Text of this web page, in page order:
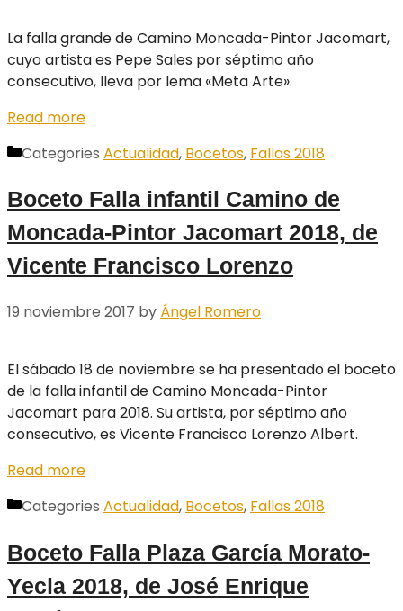
La falla grande de Camino Moncada-Pintor Jacomart,
cuyo artista es Pepe Sales por séptimo año
consecutivo, lleva por lema «Meta Arte».
Read more
Categories Actualidad, Bocetos, Fallas 2018
Boceto Falla infantil Camino de
Moncada-Pintor Jacomart 2018, de
Vicente Francisco Lorenzo
19 noviembre 2017 by Ángel Romero
El sábado 18 de noviembre se ha presentado el boceto
de la falla infantil de Camino Moncada-Pintor
Jacomart para 2018. Su artista, por séptimo año
consecutivo, es Vicente Francisco Lorenzo Albert.
Read more
Categories Actualidad, Bocetos, Fallas 2018
Boceto Falla Plaza García Morato-
Yecla 2018, de José Enrique